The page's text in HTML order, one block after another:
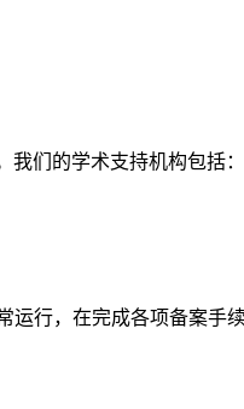
们的学术支持机构包括
行，在完成各项备案手